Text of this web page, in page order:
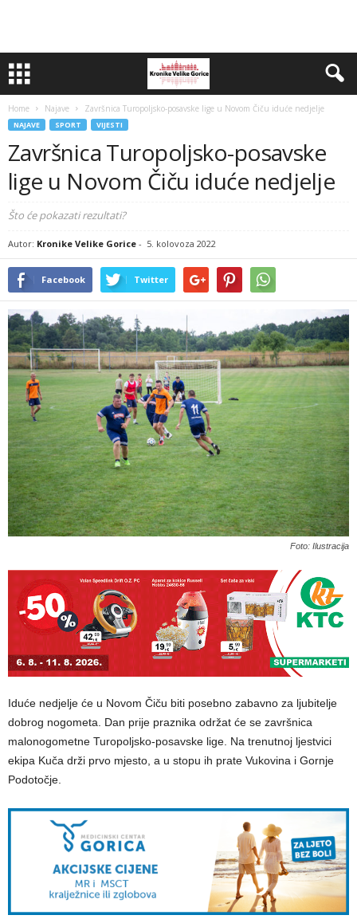
Home Najave Završnica Turopoljsko-posavske lige u Novom Čiču iduće nedjelje
NAJAVE SPORT VIJESTI
Završnica Turopoljsko-posavske
lige u Novom Čiču iduće nedjelje
Što će pokazati rezultati?
Autor: Kronike Velike Gorice - 5. kolovoza 2022
Facebook Twitter
Foto: Ilustracija
Iduće nedjelje će u Novom Čiču biti posebno zabavno za ljubitelje
dobrog nogometa. Dan prije praznika održat će se završnica
malonogometne Turopoljsko-posavske lige. Na trenutnoj ljestvici
ekipa Kuča drži prvo mjesto, a u stopu ih prate Vukovina i Gornje
Podotočje.